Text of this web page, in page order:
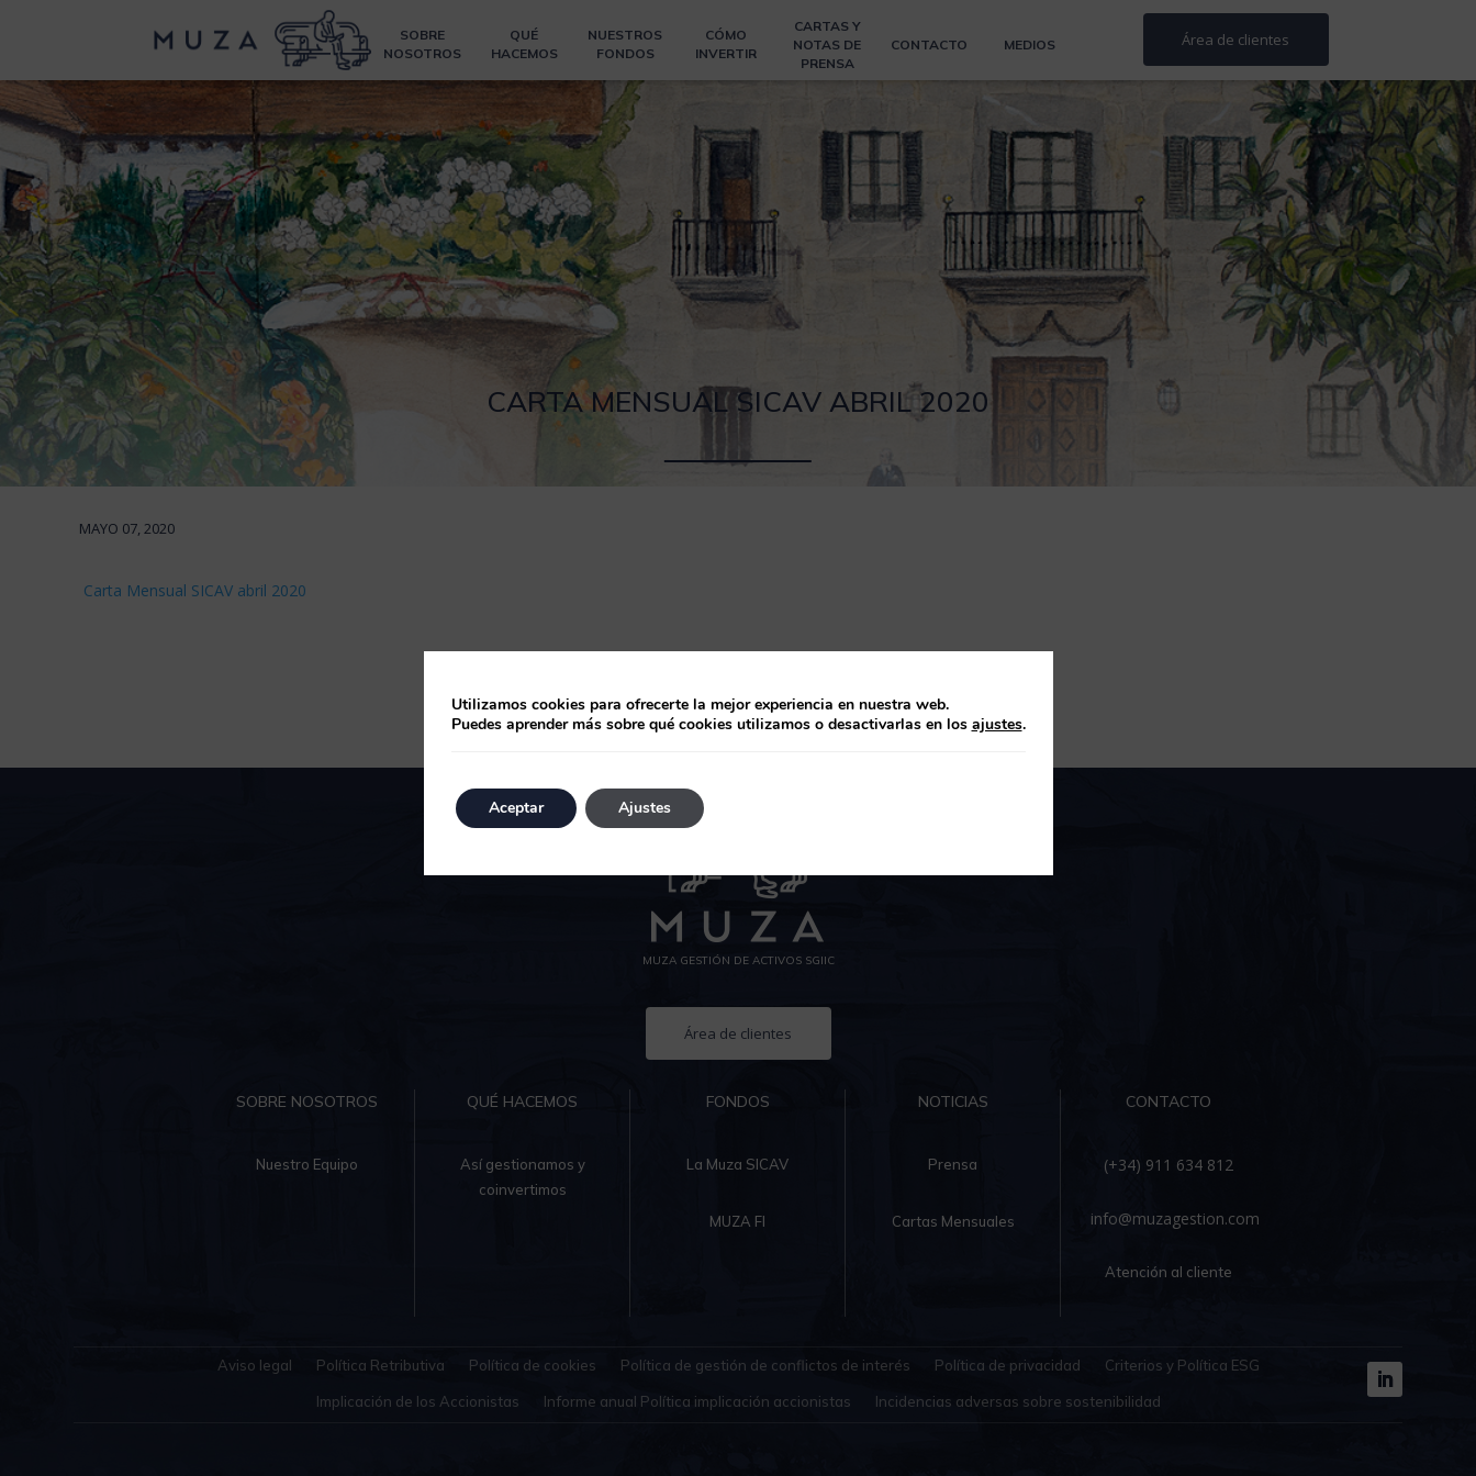
SOBRE
NOSOTROS
QUÉ
HACEMOS
NUESTROS
FONDOS
CÓMO
INVERTIR
CARTAS Y
NOTAS DE
PRENSA
CONTACTO MEDIOS Área de clientes
CARTA MENSUAL SICAV ABRIL 2020
MAYO 07, 2020
Carta Mensual SICAV abril 2020
MUZA GESTIÓN DE ACTIVOS SGIIC
Área de clientes
SOBRE NOSOTROS
Nuestro Equipo
QUÉ HACEMOS
Así gestionamos y
coinvertimos
FONDOS
La Muza SICAV
MUZA FI
NOTICIAS
Prensa
Cartas Mensuales
CONTACTO
(+34) 911 634 812
info@muzagestion.com
Atención al cliente
Aviso legal Política Retributiva Política de cookies Política de gestión de conflictos de interés Política de privacidad Criterios y Política ESG
Implicación de los Accionistas Informe anual Política implicación accionistas Incidencias adversas sobre sostenibilidad
Utilizamos cookies para ofrecerte la mejor experiencia en nuestra web.
Puedes aprender más sobre qué cookies utilizamos o desactivarlas en los ajustes.
Aceptar Ajustes